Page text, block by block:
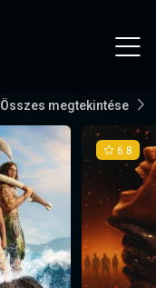
Összes megtekintése
6.8